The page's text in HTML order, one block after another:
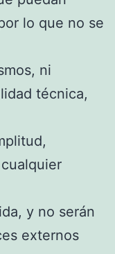
lo que no se
ni
técnica,
y no serán
externos